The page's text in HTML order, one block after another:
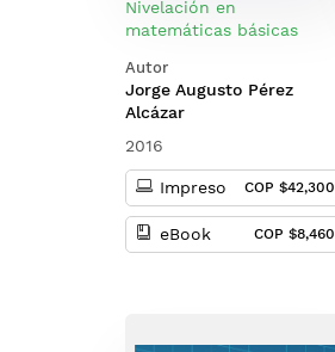
Nivelación en
matemáticas básicas
Autor
Jorge Augusto Pérez
Alcázar
2016
Impreso COP $42,300
eBook COP $8,460